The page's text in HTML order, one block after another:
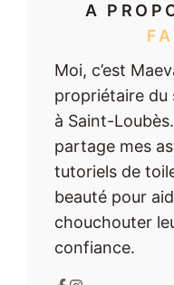
A
Moi, c’est
propriétaire du
à Saint-
partage mes
tutoriels de
beauté pour
chouchouter
confiance.